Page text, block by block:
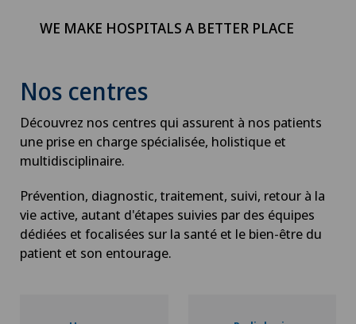
WE MAKE HOSPITALS A BETTER PLACE
Nos centres
Découvrez nos centres qui assurent à nos patients
une prise en charge spécialisée, holistique et
multidisciplinaire.
Prévention, diagnostic, traitement, suivi, retour à la
vie active, autant d'étapes suivies par des équipes
dédiées et focalisées sur la santé et le bien-être du
patient et son entourage.